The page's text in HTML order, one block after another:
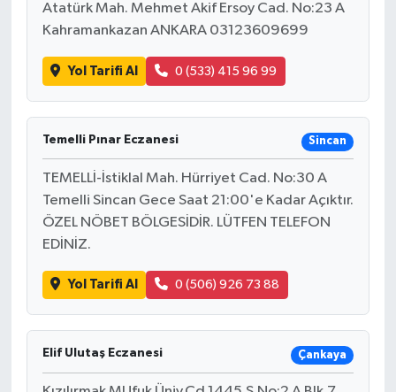
Atatürk Mah. Mehmet Akif Ersoy Cad. No:23 A
Kahramankazan ANKARA 03123609699
Yol Tarifi Al 0 (533) 415 96 99
Temelli Pınar Eczanesi Sincan
TEMELLİ-İstiklal Mah. Hürriyet Cad. No:30 A
Temelli Sincan Gece Saat 21:00'e Kadar Açıktır.
ÖZEL NÖBET BÖLGESİDİR. LÜTFEN TELEFON
EDİNİZ.
Yol Tarifi Al 0 (506) 926 73 88
Elif Ulutaş Eczanesi Çankaya